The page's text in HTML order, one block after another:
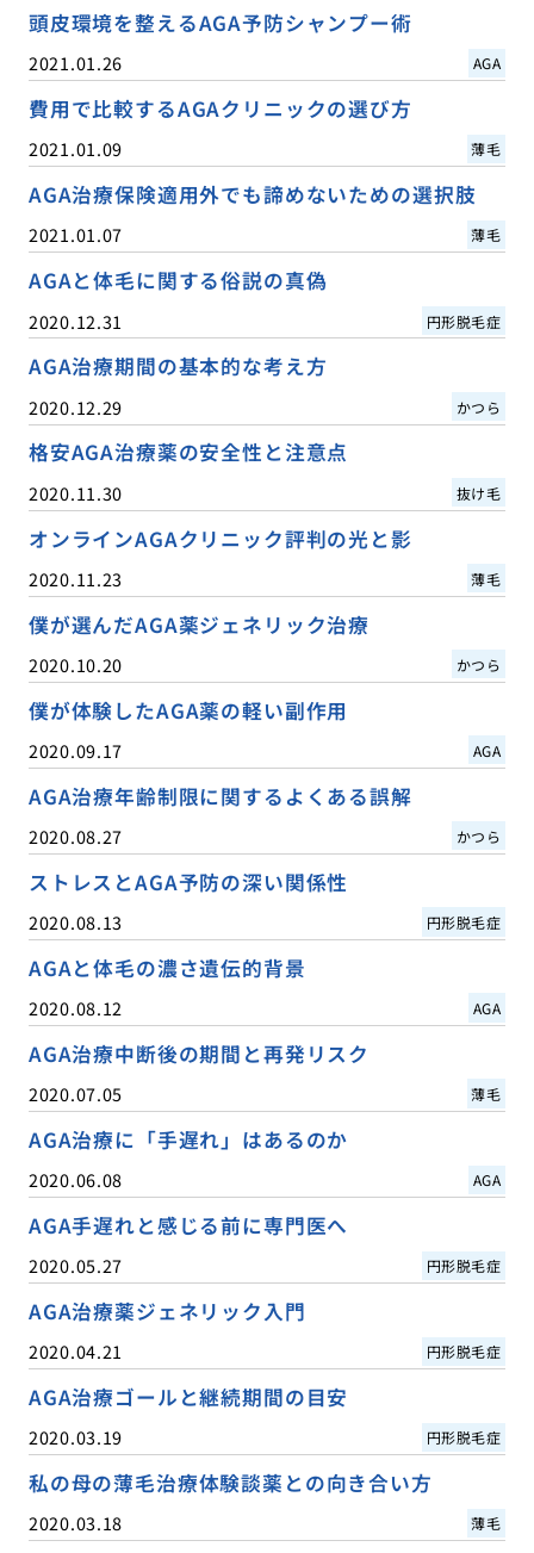
頭皮環境を整えるAGA予防シャンプー術
2021.01.26 AGA
費用で比較するAGAクリニックの選び方
2021.01.09 薄毛
AGA治療保険適用外でも諦めないための選択肢
2021.01.07 薄毛
AGAと体毛に関する俗説の真偽
2020.12.31 円形脱毛症
AGA治療期間の基本的な考え方
2020.12.29 かつら
格安AGA治療薬の安全性と注意点
2020.11.30 抜け毛
オンラインAGAクリニック評判の光と影
2020.11.23 薄毛
僕が選んだAGA薬ジェネリック治療
2020.10.20 かつら
僕が体験したAGA薬の軽い副作用
2020.09.17 AGA
AGA治療年齢制限に関するよくある誤解
2020.08.27 かつら
ストレスとAGA予防の深い関係性
2020.08.13 円形脱毛症
AGAと体毛の濃さ遺伝的背景
2020.08.12 AGA
AGA治療中断後の期間と再発リスク
2020.07.05 薄毛
AGA治療に「手遅れ」はあるのか
2020.06.08 AGA
AGA手遅れと感じる前に専門医へ
2020.05.27 円形脱毛症
AGA治療薬ジェネリック入門
2020.04.21 円形脱毛症
AGA治療ゴールと継続期間の目安
2020.03.19 円形脱毛症
私の母の薄毛治療体験談薬との向き合い方
2020.03.18 薄毛